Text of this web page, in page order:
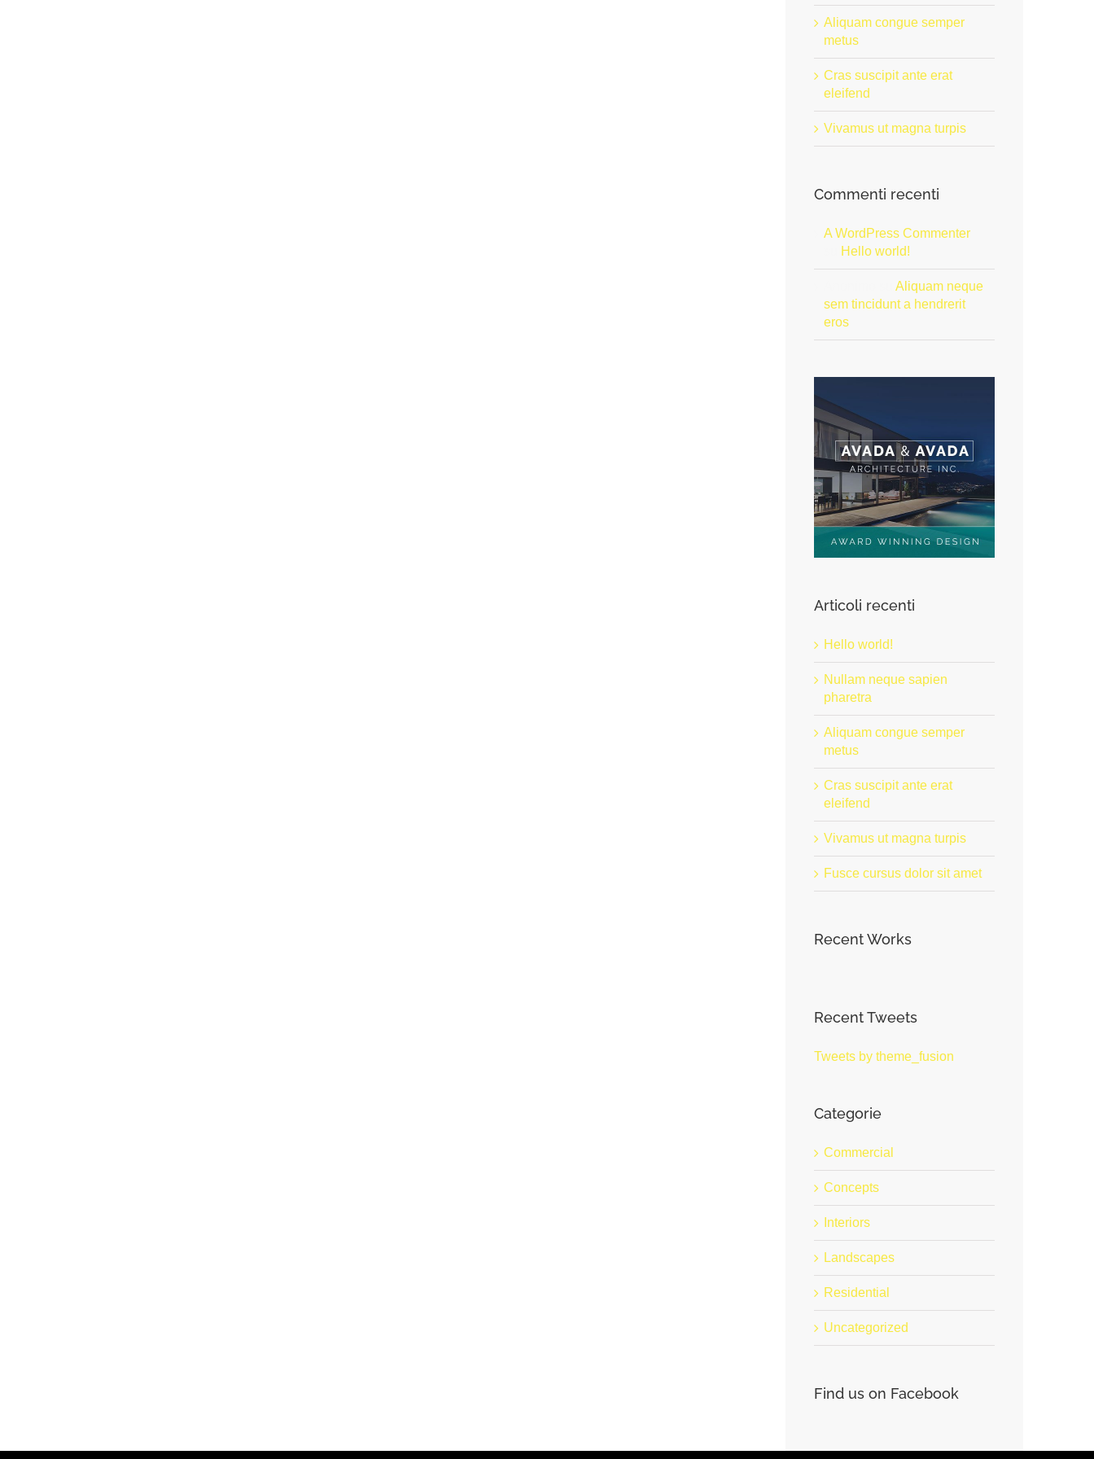
Aliquam congue semper
metus
Cras suscipit ante erat
eleifend
Vivamus ut magna turpis
Commenti recenti
A WordPress Commenter
Hello world!
Aliquam neque
sem tincidunt a hendrerit
eros
Articoli recenti
Hello world!
Nullam neque sapien
pharetra
Aliquam congue semper
metus
Cras suscipit ante erat
eleifend
Vivamus ut magna turpis
Fusce cursus dolor sit amet
Recent Works
Recent Tweets
Tweets by theme_fusion
Categorie
Commercial
Concepts
Interiors
Landscapes
Residential
Uncategorized
Find us on Facebook